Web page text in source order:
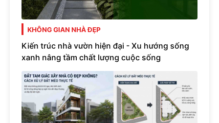
KHÔNG GIAN NHÀ ĐẸP
Kiến trúc nhà vườn hiện đại - Xu hướng sống
xanh nâng tầm chất lượng cuộc sống